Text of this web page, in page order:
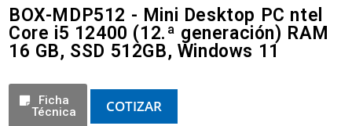
BOX-MDP512 - Mini Desktop PC ntel
Core i5 12400 (12.ª generación) RAM
16 GB, SSD 512GB, Windows 11
Ficha
Técnica
COTIZAR